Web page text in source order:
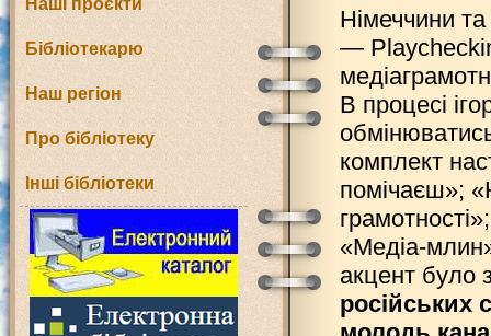
Наші проєкти
Бібліотекарю
Наш регіон
Про бібліотеку
Інші бібліотеки
Німеччини
—
В процесі
комплект
помічаєш»;
«Медіа-
акцент було
російських